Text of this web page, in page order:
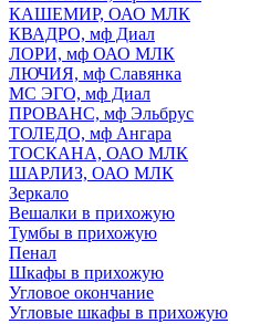
КАШЕМИР, ОАО МЛК
КВАДРО, мф Диал
ЛОРИ, мф ОАО МЛК
ЛЮЧИЯ, мф Славянка
МС ЭГО, мф Диал
ПРОВАНС, мф Эльбрус
ТОЛЕДО, мф Ангара
ТОСКАНА, ОАО МЛК
ШАРЛИЗ, ОАО МЛК
Зеркало
Вешалки в прихожую
Тумбы в прихожую
Пенал
Шкафы в прихожую
Угловое окончание
Угловые шкафы в прихожую